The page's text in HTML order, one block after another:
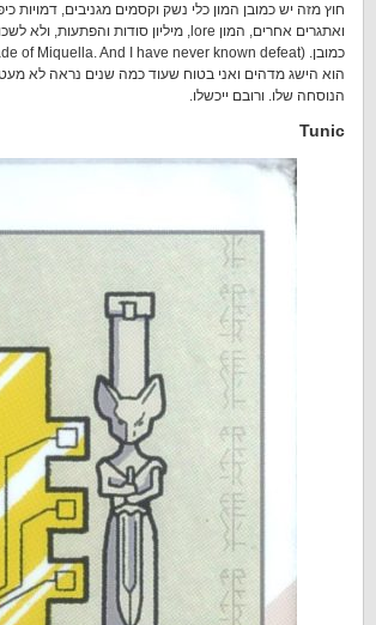
חוץ מזה יש כמובן המון כלי נשק וקסמים מגניבים, דמויות
הוא הישג מדהים ואני בטוח שעוד כמה שנים נראה לא
הנוסחה שלו. ורובם ייכשלו.
Tunic